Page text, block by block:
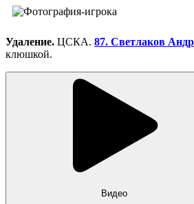
Удаление. ЦСКА. 87. Светлаков
клюшкой.
Видео